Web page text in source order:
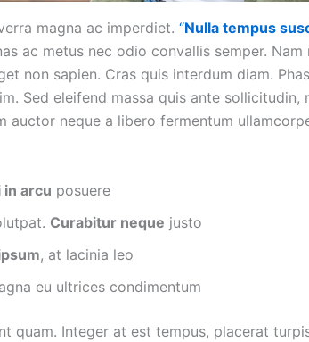
magna ac imperdiet. “Nulla tempus
ac metus nec odio convallis semper. Nam
non sapien. Cras quis interdum diam.
Sed eleifend massa quis ante sollicitudin,
auctor neque a libero fermentum
in arcu posuere
Curabitur neque justo
, at lacinia leo
eu ultrices condimentum
quam. Integer at est tempus, placerat